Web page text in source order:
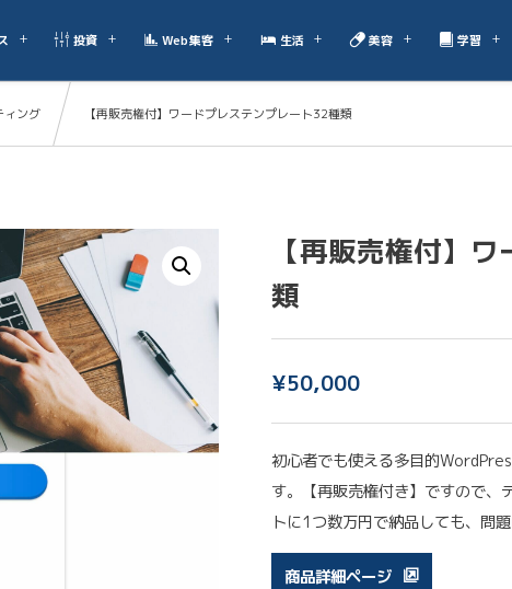
投資 Web集客 生活 美容 学習
ィング 【再販売権付】ワードプレステンプレート32種類
【再販売権付】
類
¥50,000
初心者でも使える多目的
す。【再販売権付き】ですので、
トに1つ数万円で納品しても、問題
商品詳細ページ